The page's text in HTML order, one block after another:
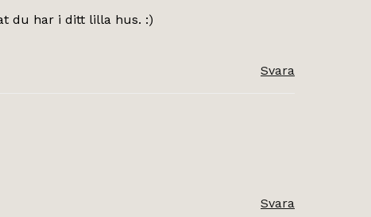
du har i ditt lilla hus. :)
Svara
Svara